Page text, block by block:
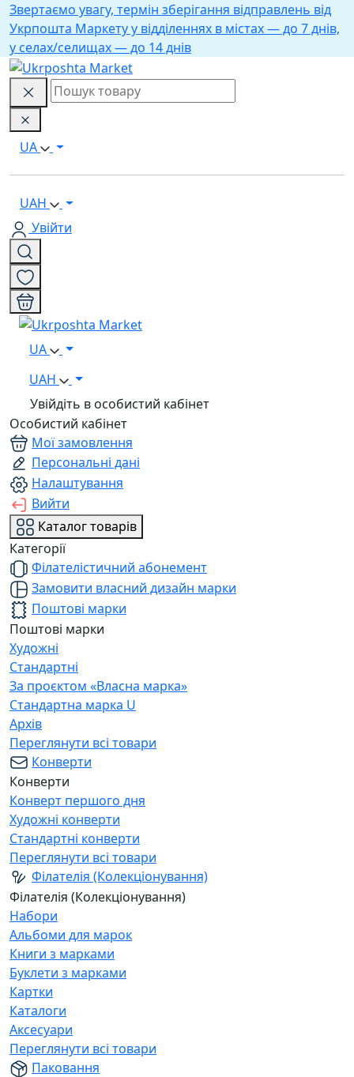
Звертаємо увагу, термін зберігання відправлень від
Укрпошта Маркету у відділеннях в містах — до 7 днів,
у селах/селищах — до 14 днів
UA
UAH
Увійти
UA
UAH
Увійдіть в особистий кабінет
Особистий кабінет
Мої замовлення
Персональні дані
Налаштування
Вийти
Каталог товарів
Категорії
Філателістичний абонемент
Замовити власний дизайн марки
Поштові марки
Поштові марки
Художні
Стандартні
За проєктом «Власна марка»
Стандартна марка U
Архів
Переглянути всі товари
Конверти
Конверти
Конверт першого дня
Художні конверти
Стандартні конверти
Переглянути всі товари
Філателія (Колекціонування)
Філателія (Колекціонування)
Набори
Альбоми для марок
Книги з марками
Буклети з марками
Картки
Каталоги
Аксесуари
Переглянути всі товари
Паковання